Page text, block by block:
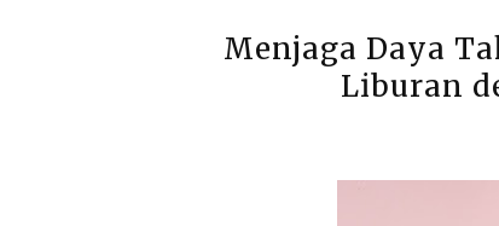
Menjaga Daya
Liburan